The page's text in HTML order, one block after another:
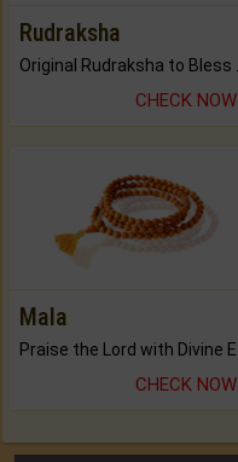
Rudraksha
CHECK NOW
Mala
CHECK NOW